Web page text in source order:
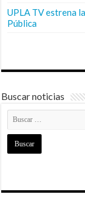
UPLA TV estrena
Pública
Buscar noticias